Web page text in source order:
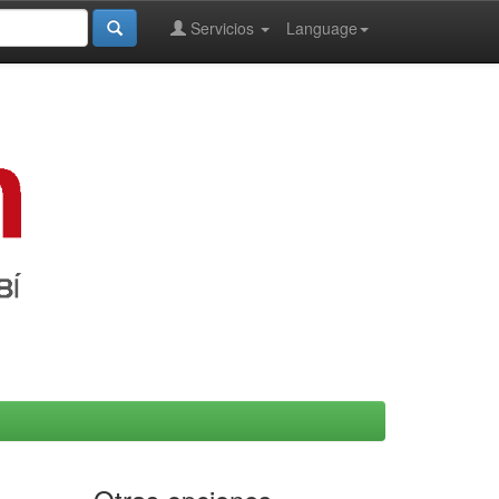
Language
Servicios